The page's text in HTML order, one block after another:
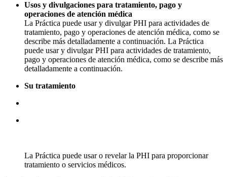
Usos y divulgaciones para tratamiento, pago y
operaciones de atención médica
La Práctica puede usar y divulgar PHI para actividades de
tratamiento, pago y operaciones de atención médica, como se
describe más detalladamente a continuación. La Práctica
puede usar y divulgar PHI para actividades de tratamiento,
pago y operaciones de atención médica, como se describe más
detalladamente a continuación.
Su tratamiento
La Práctica puede usar o revelar la PHI para proporcionar
tratamiento o servicios médicos.